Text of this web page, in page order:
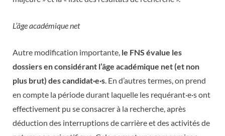
L’âge académique net
Autre modification importante, le FNS évalue les
dossiers en considérant l’âge académique net (et non
plus brut) des candidat·e·s. En d’autres termes, on prend
en compte la période durant laquelle les requérant·e·s ont
effectivement pu se consacrer à la recherche, après
déduction des interruptions de carrière et des activités de